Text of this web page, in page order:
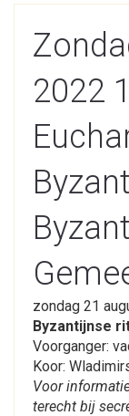
2022
zondag 21
Byzantijnse
Voorganger:
Koor:
Voor
terecht bij